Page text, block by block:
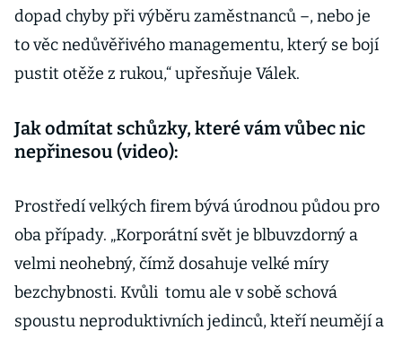
dopad chyby při výběru zaměstnanců –, nebo je
to věc nedůvěřivého managementu, který se bojí
pustit otěže z rukou,“ upřesňuje Válek.
Jak odmítat schůzky, které vám vůbec nic
nepřinesou (video):
Prostředí velkých firem bývá úrodnou půdou pro
oba případy. „Korporátní svět je blbuvzdorný a
velmi neohebný, čímž dosahuje velké míry
bezchybnosti. Kvůli tomu ale v sobě schová
spoustu neproduktivních jedinců, kteří neumějí a